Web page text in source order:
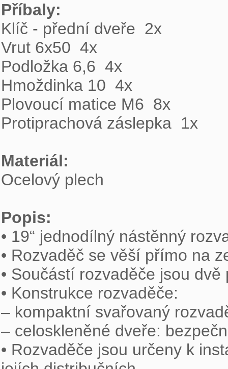
Příbaly:
Klíč - přední dveře  2x
Vrut 6x50  4x
Podložka 6,6  4x
Hmoždinka 10  4x
Plovoucí matice M6  8x
Protiprachová záslepka  1x
Materiál:
Ocelový plech
Popis:
• 19“ jednodílný nástěnný
• Rozvaděč se věší přímo na
• Součástí rozvaděče jsou
• Konstrukce rozvaděče:
– kompaktní svařovaný
– celoskleněné dveře:
• Rozvaděče jsou určeny k